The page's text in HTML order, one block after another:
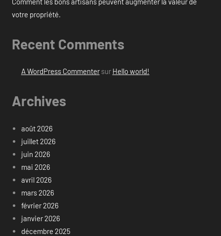
votre propriété.
Recent Comments
A WordPress Commentersur Hello world!
Archives
août 2026
juillet 2026
juin 2026
mai 2026
avril 2026
mars 2026
février 2026
janvier 2026
décembre 2025